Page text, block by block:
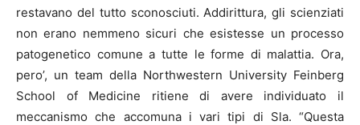
restavano del tutto sconosciuti. Addirittura, gli scienziati
non erano nemmeno sicuri che esistesse un processo
patogenetico comune a tutte le forme di malattia. Ora,
pero’, un team della Northwestern University Feinberg
School of Medicine ritiene di avere individuato il
meccanismo che accomuna i vari tipi di Sla. “Questa